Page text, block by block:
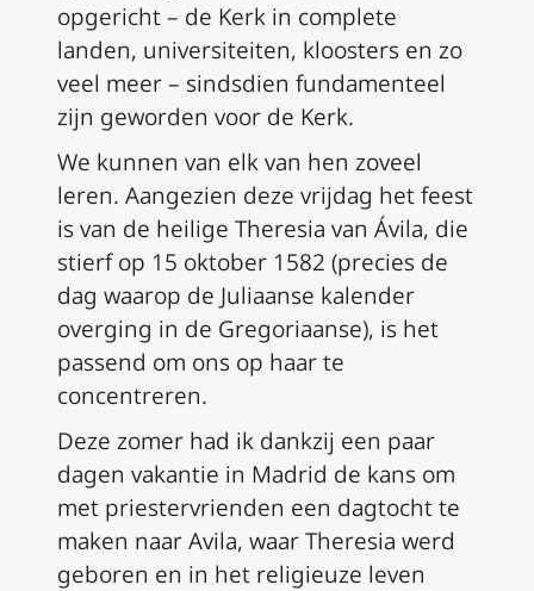
opgericht – de Kerk in complete
landen, universiteiten, kloosters en zo
veel meer – sindsdien fundamenteel
zijn geworden voor de Kerk.
We kunnen van elk van hen zoveel
leren. Aangezien deze vrijdag het feest
is van de heilige Theresia van Ávila, die
stierf op 15 oktober 1582 (precies de
dag waarop de Juliaanse kalender
overging in de Gregoriaanse), is het
passend om ons op haar te
concentreren.
Deze zomer had ik dankzij een paar
dagen vakantie in Madrid de kans om
met priestervrienden een dagtocht te
maken naar Avila, waar Theresia werd
geboren en in het religieuze leven